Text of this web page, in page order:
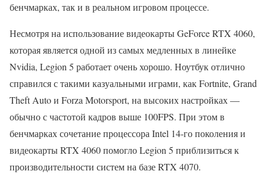
бенчмарках, так и в реальном игровом процессе.
Несмотря на использование видеокарты GeForce RTX 4060,
которая является одной из самых медленных в линейке
Nvidia, Legion 5 работает очень хорошо. Ноутбук отлично
справился с такими казуальными играми, как Fortnite, Grand
Theft Auto и Forza Motorsport, на высоких настройках —
обычно с частотой кадров выше 100FPS. При этом в
бенчмарках сочетание процессора Intel 14-го поколения и
видеокарты RTX 4060 помогло Legion 5 приблизиться к
производительности систем на базе RTX 4070.